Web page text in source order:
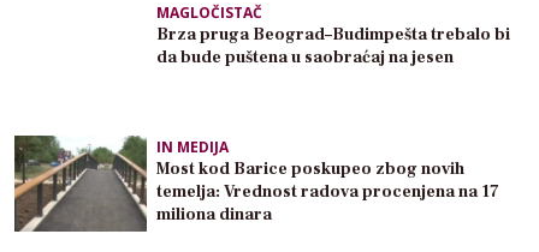
MAGLOČISTAČ
Brza pruga Beograd–Budimpešta trebalo bi
da bude puštena u saobraćaj na jesen
IN MEDIJA
Most kod Barice poskupeo zbog novih
temelja: Vrednost radova procenjena na 17
miliona dinara